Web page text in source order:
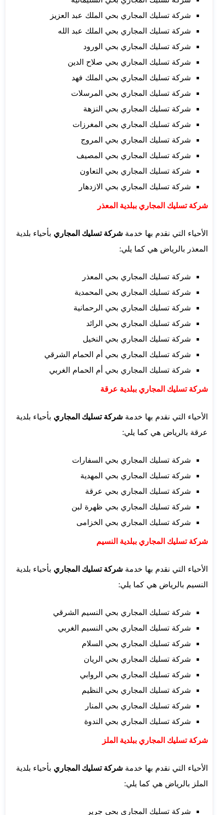
شركة تسليك المجاري بحي الملك عبد العزيز
شركة تسليك المجاري بحي الملك عبد الله
شركة تسليك المجاري بحي الورود
شركة تسليك المجاري بحي صلاح الدين
شركة تسليك المجاري بحي الملك فهد
شركة تسليك المجاري بحي المرسلات
شركة تسليك المجاري بحي النزهة
شركة تسليك المجاري بحي المغرزات
شركة تسليك المجاري بحي المروج
شركة تسليك المجاري بحي المصيف
شركة تسليك المجاري بحي التعاون
شركة تسليك المجاري بحي الازدهار
شركة تسليك المجاري ببلدية المعذر
الأحياء التي نقدم بها خدمة شركة تسليك المجاري بأحياء بلدية
المعذر بالرياض هي كما يلي:
شركة تسليك المجاري بحي المعذر
شركة تسليك المجاري بحي المحمدية
شركة تسليك المجاري بحي الرحمانية
شركة تسليك المجاري بحي الرائد
شركة تسليك المجاري بحي النخيل
شركة تسليك المجاري بحي أم الحمام الشرقي
شركة تسليك المجاري بحي أم الحمام الغربي
شركة تسليك المجاري ببلدية عرقة
الأحياء التي نقدم بها خدمة شركة تسليك المجاري بأحياء بلدية
عرقة بالرياض هي كما يلي:
شركة تسليك المجاري بحي السفارات
شركة تسليك المجاري بحي المهدية
شركة تسليك المجاري بحي عرقة
شركة تسليك المجاري بحي ظهرة لبن
شركة تسليك المجاري بحي الخزامى
شركة تسليك المجاري ببلدية النسيم
الأحياء التي نقدم بها خدمة شركة تسليك المجاري بأحياء بلدية
النسيم بالرياض هي كما يلي:
شركة تسليك المجاري بحي النسيم الشرقي
شركة تسليك المجاري بحي النسيم الغربي
شركة تسليك المجاري بحي السلام
شركة تسليك المجاري بحي الريان
شركة تسليك المجاري بحي الروابي
شركة تسليك المجاري بحي النظيم
شركة تسليك المجاري بحي المنار
شركة تسليك المجاري بحي الندوة
شركة تسليك المجاري ببلدية الملز
الأحياء التي نقدم بها خدمة شركة تسليك المجاري بأحياء بلدية
الملز بالرياض هي كما يلي:
شركة تسليك المجاري بحي جرير